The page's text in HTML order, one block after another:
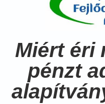
Miért éri
pénzt